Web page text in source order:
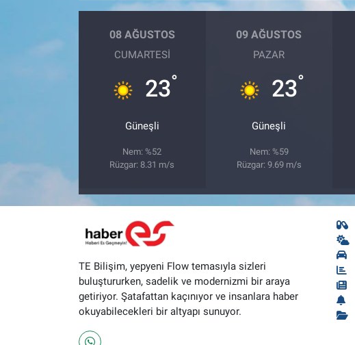
08 AĞUSTOS
CUMARTESI
23°
Güneşli
Nem: %52
Rüzgar: 8.31 m/s
09 AĞUSTOS
PAZAR
23°
Güneşli
Nem: %59
Rüzgar: 9.69 m/s
TE Bilişim, yepyeni Flow temasıyla sizleri
buluştururken, sadelik ve modernizmi bir araya
getiriyor. Şatafattan kaçınıyor ve insanlara haber
okuyabilecekleri bir altyapı sunuyor.